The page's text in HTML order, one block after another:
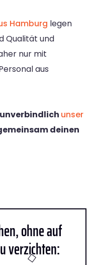
Hamburg legen
Qualität und
nur mit
aus
unser
deinen
ohne auf
verzichten: